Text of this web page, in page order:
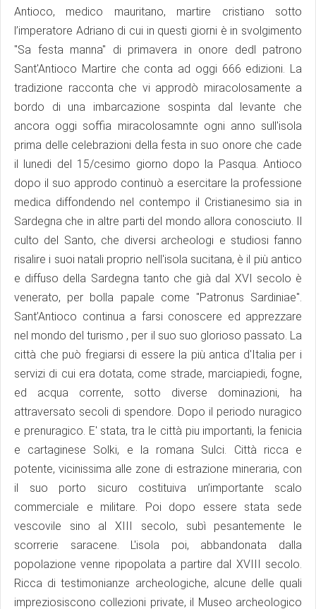
Antioco, medico mauritano, martire cristiano sotto
l’imperatore Adriano di cui in questi giorni è in svolgimento
"Sa festa manna" di primavera in onore dedl patrono
Sant'Antioco Martire che conta ad oggi 666 edizioni. La
tradizione racconta che vi approdò miracolosamente a
bordo di una imbarcazione sospinta dal levante che
ancora oggi soffia miracolosamnte ogni anno sull'isola
prima delle celebrazioni della festa in suo onore che cade
il lunedi del 15/cesimo giorno dopo la Pasqua. Antioco
dopo il suo approdo continuò a esercitare la professione
medica diffondendo nel contempo il Cristianesimo sia in
Sardegna che in altre parti del mondo allora conosciuto. Il
culto del Santo, che diversi archeologi e studiosi fanno
risalire i suoi natali proprio nell'isola sucitana, è il più antico
e diffuso della Sardegna tanto che già dal XVI secolo è
venerato, per bolla papale come "Patronus Sardiniae".
Sant’Antioco continua a farsi conoscere ed apprezzare
nel mondo del turismo , per il suo suo glorioso passato. La
città che può fregiarsi di essere la più antica d'Italia per i
servizi di cui era dotata, come strade, marciapiedi, fogne,
ed acqua corrente, sotto diverse dominazioni, ha
attraversato secoli di spendore. Dopo il periodo nuragico
e prenuragico. E' stata, tra le città piu importanti, la fenicia
e cartaginese Solki, e la romana Sulci. Città ricca e
potente, vicinissima alle zone di estrazione mineraria, con
il suo porto sicuro costituiva un’importante scalo
commerciale e militare. Poi dopo essere stata sede
vescovile sino al XIII secolo, subì pesantemente le
scorrerie saracene. L'isola poi, abbandonata dalla
popolazione venne ripopolata a partire dal XVIII secolo.
Ricca di testimonianze archeologiche, alcune delle quali
impreziosiscono collezioni private, il Museo archeologico